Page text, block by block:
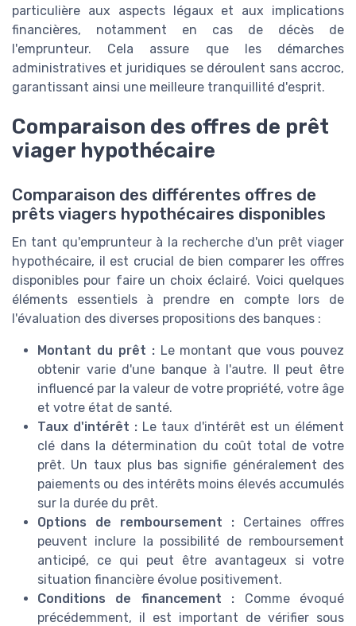
particulière aux aspects légaux et aux implications
financières, notamment en cas de décès de
l'emprunteur. Cela assure que les démarches
administratives et juridiques se déroulent sans accroc,
garantissant ainsi une meilleure tranquillité d'esprit.
Comparaison des offres de prêt
viager hypothécaire
Comparaison des différentes offres de
prêts viagers hypothécaires disponibles
En tant qu'emprunteur à la recherche d'un prêt viager
hypothécaire, il est crucial de bien comparer les offres
disponibles pour faire un choix éclairé. Voici quelques
éléments essentiels à prendre en compte lors de
l'évaluation des diverses propositions des banques :
Montant du prêt :Le montant que vous pouvez
obtenir varie d'une banque à l'autre. Il peut être
influencé par la valeur de votre propriété, votre âge
et votre état de santé.
Taux d'intérêt : Le taux d'intérêt est un élément
clé dans la détermination du coût total de votre
prêt. Un taux plus bas signifie généralement des
paiements ou des intérêts moins élevés accumulés
sur la durée du prêt.
Options de remboursement : Certaines offres
peuvent inclure la possibilité de remboursement
anticipé, ce qui peut être avantageux si votre
situation financière évolue positivement.
Conditions de financement : Comme évoqué
précédemment, il est important de vérifier sous